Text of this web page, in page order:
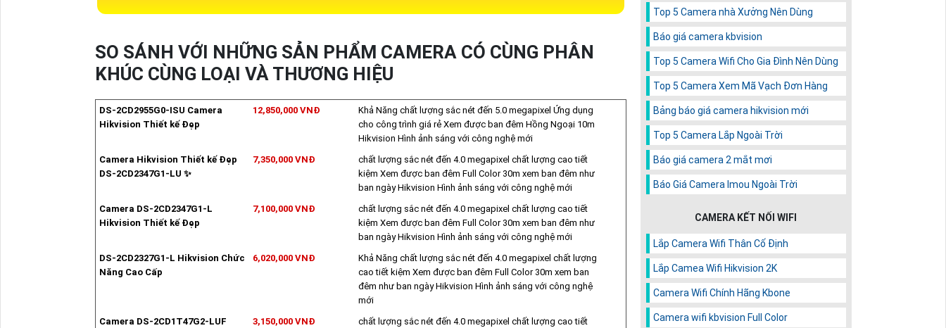
SO SÁNH VỚI NHỮNG SẢN PHẨM CAMERA CÓ CÙNG PHÂN
KHÚC CÙNG LOẠI VÀ THƯƠNG HIỆU
DS-2CD2955G0-ISU Camera
Hikvision Thiết kế Đẹp
12,850,000 VNĐ
Khả Năng chất lượng sắc nét đến 5.0 megapixel Ứng dụng
cho công trình giá rẻ Xem được ban đêm Hồng Ngoại 10m
Hikvision Hình ảnh sáng với công nghệ mới
Camera Hikvision Thiết kế Đẹp
DS-2CD2347G1-LU ✨
7,350,000 VNĐ
chất lượng sắc nét đến 4.0 megapixel chất lượng cao tiết
kiệm Xem được ban đêm Full Color 30m xem ban đêm như
ban ngày Hikvision Hình ảnh sáng với công nghệ mới
Camera DS-2CD2347G1-L
Hikvision Thiết kế Đẹp
7,100,000 VNĐ
chất lượng sắc nét đến 4.0 megapixel chất lượng cao tiết
kiệm Xem được ban đêm Full Color 30m xem ban đêm như
ban ngày Hikvision Hình ảnh sáng với công nghệ mới
DS-2CD2327G1-L Hikvision Chức
Năng Cao Cấp
6,020,000 VNĐ
Khả Năng chất lượng sắc nét đến 4.0 megapixel chất lượng
cao tiết kiệm Xem được ban đêm Full Color 30m xem ban
đêm như ban ngày Hikvision Hình ảnh sáng với công nghệ
mới
Camera DS-2CD1T47G2-LUF
3,150,000 VNĐ
chất lượng sắc nét đến 4.0 megapixel chất lượng cao tiết
Top 5 Camera nhà Xưởng Nên Dùng
Báo giá camera kbvision
Top 5 Camera Wifi Cho Gia Đình Nên Dùng
Top 5 Camera Xem Mã Vạch Đơn Hàng
Bảng báo giá camera hikvision mới
Top 5 Camera Lắp Ngoài Trời
Báo giá camera 2 mắt mơi
Báo Giá Camera Imou Ngoài Trời
CAMERA KẾT NỐI WIFI
Lắp Camera Wifi Thân Cố Định
Lắp Camea Wifi Hikvision 2K
Camera Wifi Chính Hãng Kbone
Camera wifi kbvision Full Color